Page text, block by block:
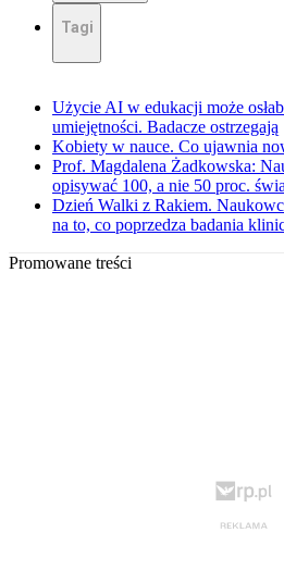
Tagi
Użycie AI w edukacji może
umiejętności. Badacze ostrzegają
Kobiety w nauce. Co ujawnia
Prof. Magdalena Żadkowska:
opisywać 100, a nie 50 proc.
Dzień Walki z Rakiem.
na to, co poprzedza badania
Promowane treści